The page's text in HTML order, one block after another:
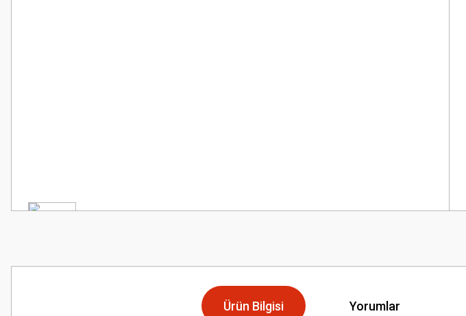
Ürün Bilgisi Yorumlar